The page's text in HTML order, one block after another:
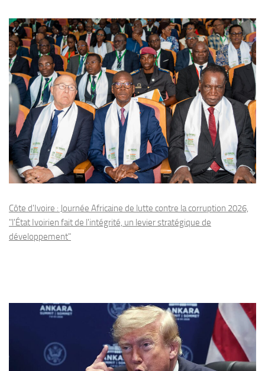
Côte d'Ivoire : Journée Africaine de lutte contre la corruption 2026,
"l'État Ivoirien fait de l'intégrité, un levier stratégique de
développement"